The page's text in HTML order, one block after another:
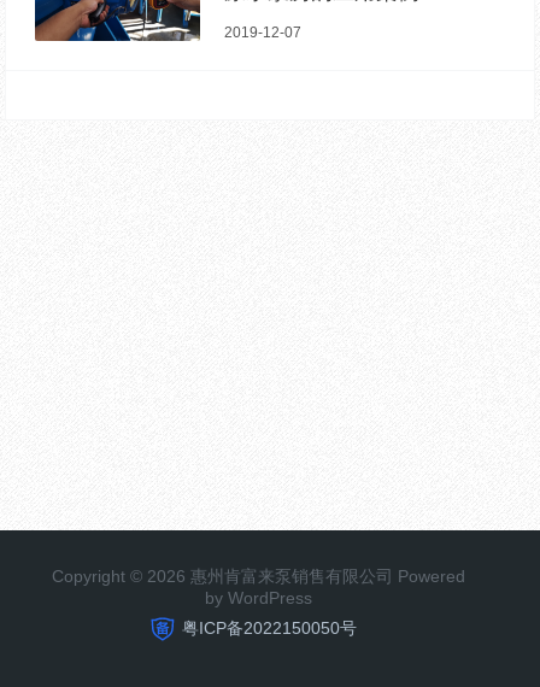
2019-12-07
Copyright © 2026 惠州肯富来泵销售有限公司 Powered
by WordPress
粤ICP备2022150050号